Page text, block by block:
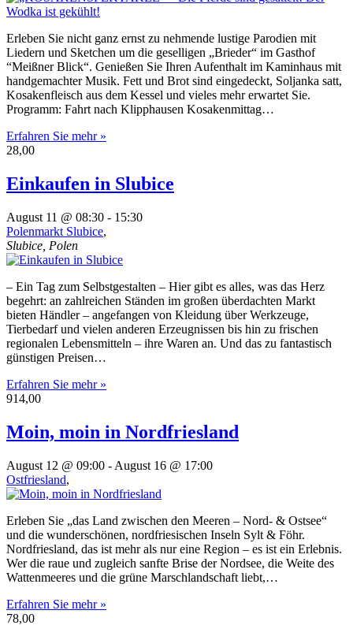
Erleben Sie nicht ganz ernst zu nehmende lustige Parodien mit
Liedern und Sketchen um die geselligen „Brieder“ im Gasthof
“Meißner Blick“. Genießen Sie Ihren Aufenthalt im Kaminhaus mit
handgemachter Musik. Fett und Brot sind eingedeckt, Soljanka satt,
Kosakenfleisch aus dem Kessel und vieles mehr erwartet Sie.
Programm: Fahrt nach Klipphausen Kosakenmittag…
Erfahren Sie mehr »
28,00
Einkaufen in Slubice
August 11 @ 08:30 - 15:30
Polenmarkt Slubice,
Slubice Polen
– Ein Tag zum Selbstgestalten – Hier gibt es alles, was das Herz
begehrt: an zahlreichen Ständen im großen überdachten Markt
bieten Händler – angefangen von Kleidung über Werkzeuge,
Tierbedarf und vielen anderen Erzeugnissen bis hin zu frischen
regionalen Lebensmitteln – ihre Waren an. Und das zu fantastisch
günstigen Preisen…
Erfahren Sie mehr »
914,00
Moin, moin in Nordfriesland
August 12 @ 09:00 - August 16 @ 17:00
Ostfriesland,
Erleben Sie „das Land zwischen den Meeren – Nord- & Ostsee“
und die wunderschönen, nordfriesischen Inseln Sylt & Föhr.
Nordfriesland, das ist mehr als nur eine Region – es ist ein Erlebnis.
Wer die raue und zugleich sanfte Brise der Nordsee, die Weite des
Wattenmeeres und die grüne Marschlandschaft liebt,…
Erfahren Sie mehr »
78,00